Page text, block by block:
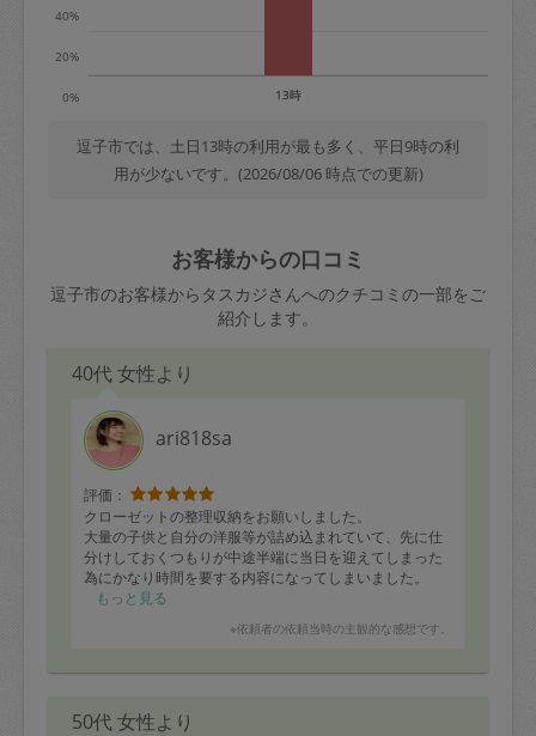
0%
20%
40%
13時
逗子市では、土日13時の利用が最も多く、平日9時の利
用が少ないです。(2026/08/06 時点での更新)
お客様からの口コミ
逗子市のお客様からタスカジさんへのクチコミの一部をご
紹介します。
40代 女性より
ari818sa
評価：
クローゼットの整理収納をお願いしました。
大量の子供と自分の洋服等が詰め込まれていて、先に仕
分けしておくつもりが中途半端に当日を迎えてしまった
為にかなり時間を要する内容になってしまいました。
制限時間の中で終わらせたいと頑張って下さり、作業が
雑談もして頂けて楽しく作業出来ました☆
もっと見る
※依頼者の依頼当時の主観的な感想です。
50代 女性より